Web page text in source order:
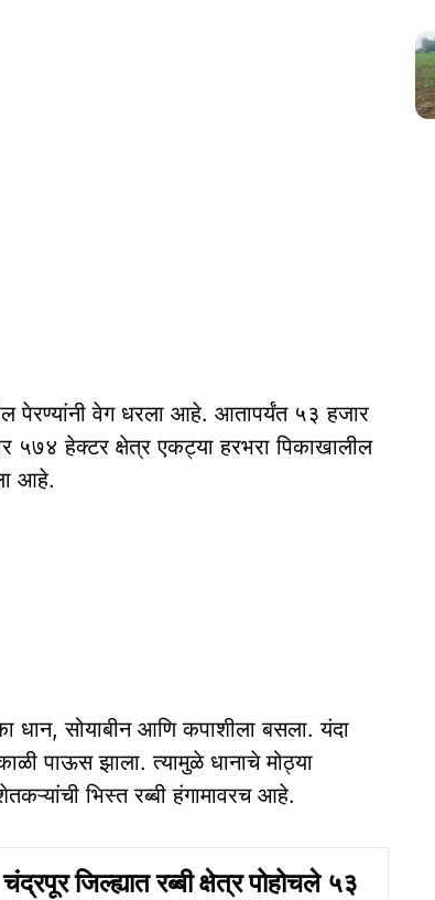
पेरण्यांनी वेग धरला आहे. आतापर्यंत ५३ हजार
५७४ हेक्टर क्षेत्र एकट्या हरभरा पिकाखालील
आहे.
धान, सोयाबीन आणि कपाशीला बसला. यंदा
पाऊस झाला. त्यामुळे धानाचे मोठ्या
भिस्त रब्बी हंगामावरच आहे.
जिल्ह्यात रब्बी क्षेत्र पोहोचले ५३